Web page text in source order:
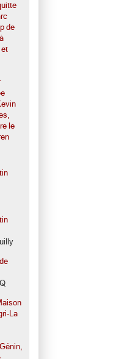
de
et
le
La